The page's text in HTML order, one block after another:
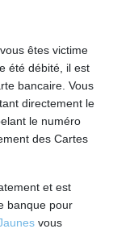
êtes victime
été débité, il est
bancaire. Vous
directement le
le numéro
des Cartes
et est
banque pour
vous